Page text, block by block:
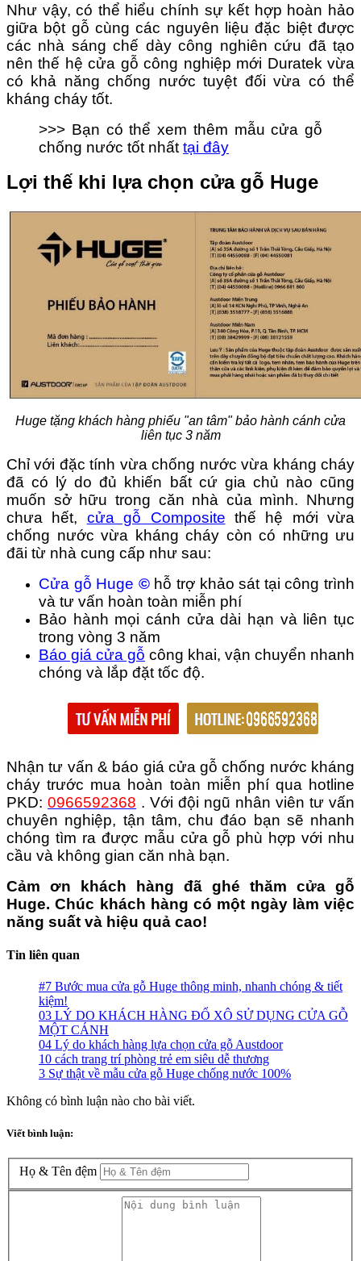
Như vậy, có thể hiểu chính sự kết hợp hoàn hảo
giữa bột gỗ cùng các nguyên liệu đặc biệt được
các nhà sáng chế dày công nghiên cứu đã tạo
nên thế hệ cửa gỗ công nghiệp mới Duratek vừa
có khả năng chống nước tuyệt đối vừa có thể
kháng cháy tốt.
>>> Bạn có thể xem thêm mẫu cửa gỗ
chống nước tốt nhất tại đây
Lợi thế khi lựa chọn cửa gỗ Huge
Huge tặng khách hàng phiếu "an tâm" bảo hành cánh cửa
liên tục 3 năm
Chỉ với đặc tính vừa chống nước vừa kháng cháy
đã có lý do đủ khiến bất cứ gia chủ nào cũng
muốn sở hữu trong căn nhà của mình. Nhưng
chưa hết, cửa gỗ Composite thế hệ mới vừa
chống nước vừa kháng cháy còn có những ưu
đãi từ nhà cung cấp như sau:
Cửa gỗ Huge © hỗ trợ khảo sát tại công trình
và tư vấn hoàn toàn miễn phí
Bảo hành mọi cánh cửa dài hạn và liên tục
trong vòng 3 năm
Báo giá cửa gỗ công khai, vận chuyển nhanh
chóng và lắp đặt tốc độ.
Nhận tư vấn & báo giá cửa gỗ chống nước kháng
cháy trước mua hoàn toàn miễn phí qua hotline
PKD: 0966592368 . Với đội ngũ nhân viên tư vấn
chuyên nghiệp, tận tâm, chu đáo bạn sẽ nhanh
chóng tìm ra được mẫu cửa gỗ phù hợp với nhu
cầu và không gian căn nhà bạn.
Cảm ơn khách hàng đã ghé thăm cửa gỗ
Huge. Chúc khách hàng có một ngày làm việc
năng suất và hiệu quả cao!
Tin liên quan
#7 Bước mua cửa gỗ Huge thông minh, nhanh chóng & tiết
kiệm!
03 LÝ DO KHÁCH HÀNG ĐỔ XÔ SỬ DỤNG CỬA GỖ
MỘT CÁNH
04 Lý do khách hàng lựa chọn cửa gỗ Austdoor
10 cách trang trí phòng trẻ em siêu dễ thương
3 Sự thật về mẫu cửa gỗ Huge chống nước 100%
Không có bình luận nào cho bài viết.
Viết bình luận:
Họ & Tên đệm